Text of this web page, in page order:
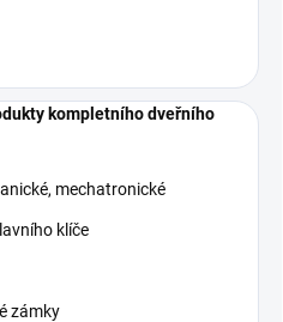
kompletního dveřního
mechatronické
klíče
zámky